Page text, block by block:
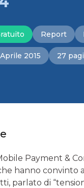
Report
Aprile 2015 27
Payment &
hanno convinto
parlato di